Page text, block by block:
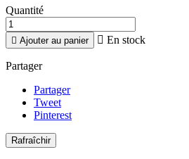
Quantité
 Ajouter au panier  En stock
Partager
Partager
Tweet
Pinterest